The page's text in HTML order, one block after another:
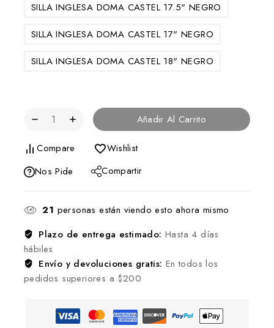
SILLA INGLESA DOMA CASTEL 17.5" NEGRO
SILLA INGLESA DOMA CASTEL 17" NEGRO
SILLA INGLESA DOMA CASTEL 18" NEGRO
Añadir Al Carrito
Compare
Wishlist
Nos Pide
Compartir
21 personas están viendo esto ahora mismo
Plazo de entrega estimado: Hasta 4 días
hábiles
Envío y devoluciones gratis: En todos los
pedidos superiores a $200